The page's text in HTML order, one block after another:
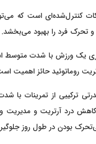
کنترل‌شده‌ای است که
و تحرک فرد را بهبود
یک ورزش با شدت متوسط
روماتوئید حائز اهمیت
ترکیبی از تمرینات با
درد آرتریت و مدیریت
بودن در طول روز